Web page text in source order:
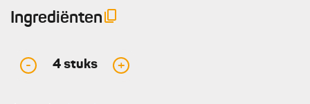
Ingrediënten
- 4 stuks +